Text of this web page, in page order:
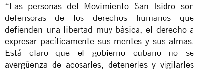
“Las personas del Movimiento San Isidro son
defensoras de los derechos humanos que
defienden una libertad muy básica, el derecho a
expresar pacíficamente sus mentes y sus almas.
Está claro queel gobierno cubanono se
avergüenza de acosarles, detenerles y vigilarles